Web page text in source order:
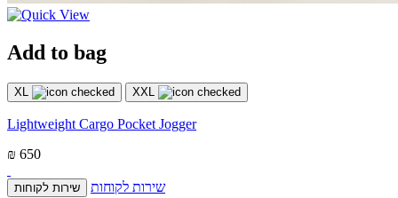
Add to bag
XL XXL
Lightweight Cargo Pocket Jogger
₪ 650
שירות לקוחות שירות לקוחות